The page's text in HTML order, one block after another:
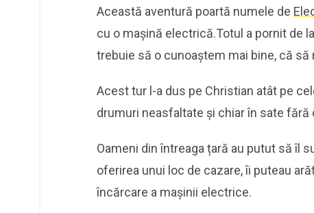
Această aventură poartă numele de
cu o mașină electrică.Totul a pornit de
trebuie să o cunoaștem mai bine, că
Acest tur l-a dus pe Christian atât pe
drumuri neasfaltate și chiar în sate
Oameni din întreaga țară au putut să îl
oferirea unui loc de cazare, îi puteau
încărcare a mașinii electrice.